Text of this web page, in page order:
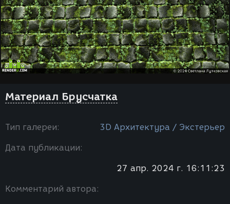
Материал Брусчатка
Тип галереи: 3D Архитектура / Экстерьер
Дата публикации:
27 апр. 2024 г. 16:11:23
Комментарий автора: